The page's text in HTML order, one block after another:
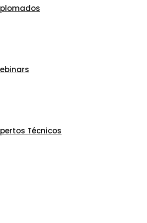
Técnicos